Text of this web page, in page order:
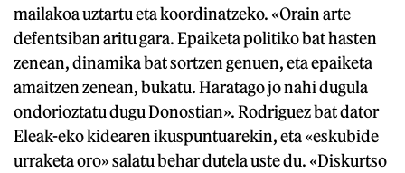
mailakoa uztartu eta koordinatzeko. «Orain arte
defentsiban aritu gara. Epaiketa politiko bat hasten
zenean, dinamika bat sortzen genuen, eta epaiketa
amaitzen zenean, bukatu. Haratago jo nahi dugula
ondorioztatu dugu Donostian». Rodriguez bat dator
Eleak-eko kidearen ikuspuntuarekin, eta «eskubide
urraketa oro» salatu behar dutela uste du. «Diskurtso